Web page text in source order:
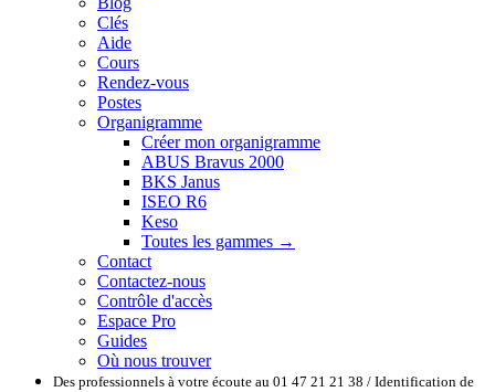
Clés
Aide
Cours
Rendez-vous
Postes
Organigramme
Créer mon organigramme
ABUS Bravus 2000
BKS Janus
ISEO R6
Keso
Toutes les gammes →
Contact
Contactez-nous
Contrôle d'accès
Espace Pro
Guides
Où nous trouver
Des professionnels à votre écoute au 01 47 21 21 38 / Identification de